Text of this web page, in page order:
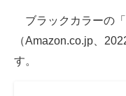
ブラックカラーの
（Amazon.co.jp、
す。